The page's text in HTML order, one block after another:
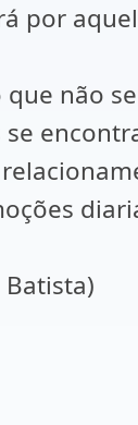
por
não